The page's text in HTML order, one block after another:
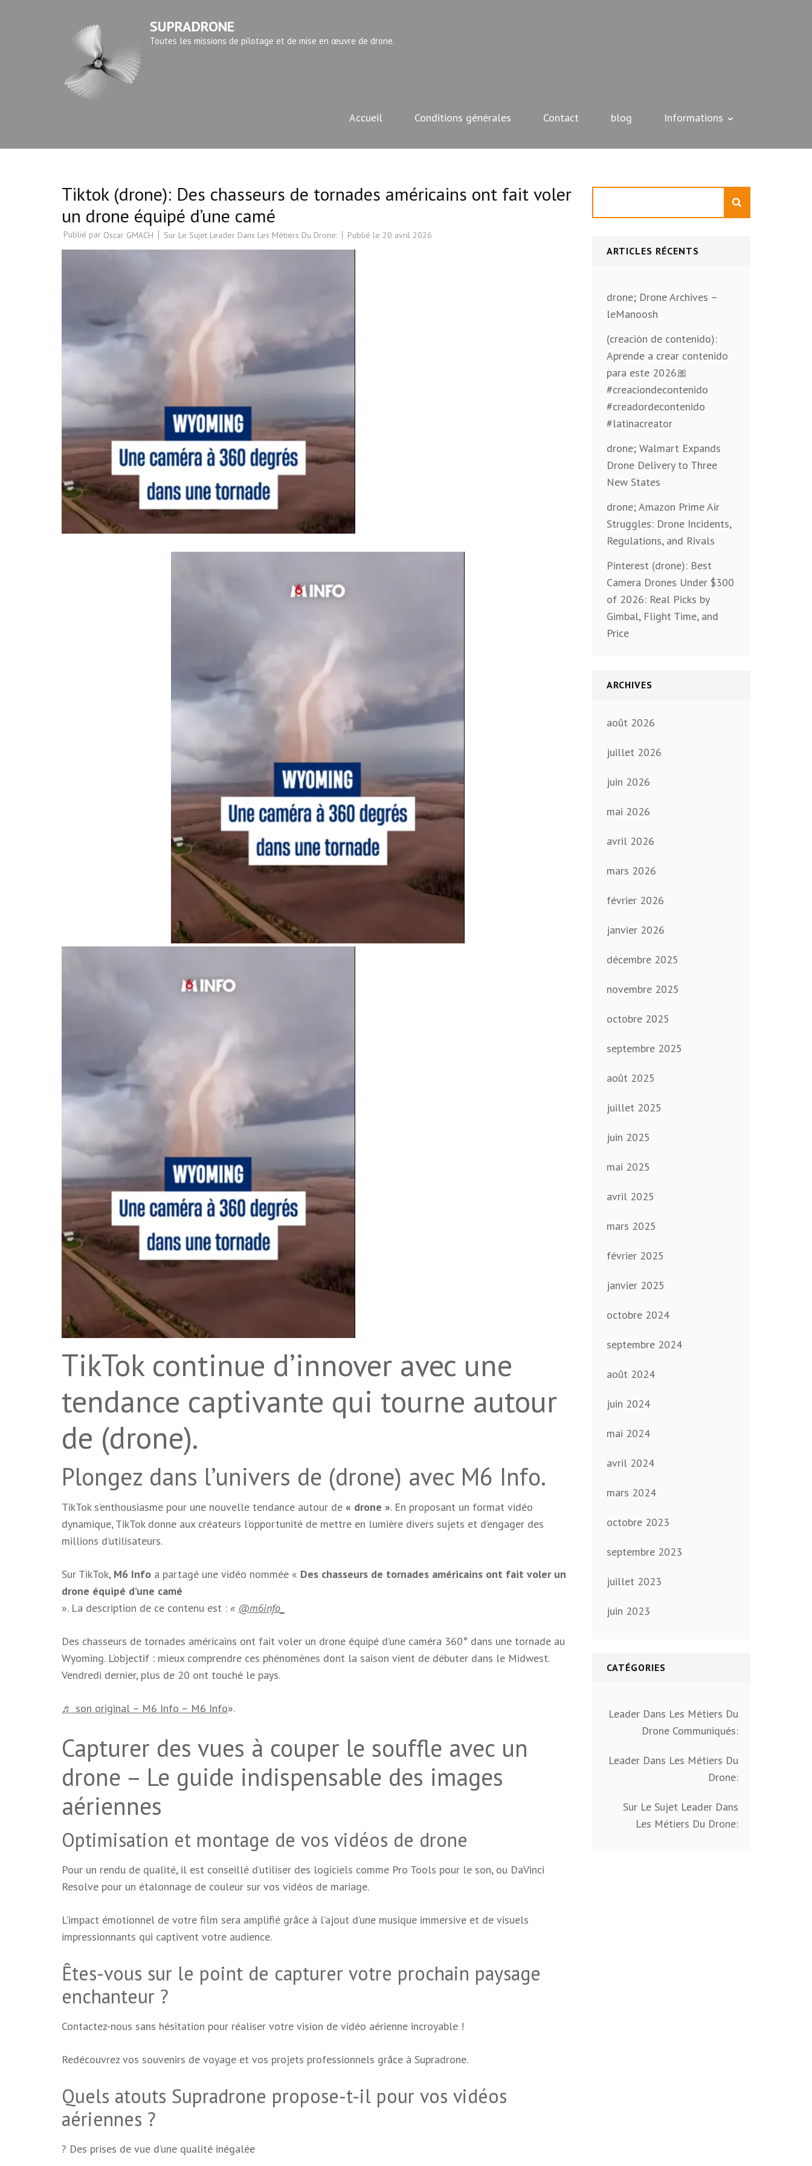
SUPRADRONE
Toutes les missions de pilotage et de mise en œuvre de drone.
Accueil Conditions générales Contact blog Informations
Tiktok (drone): Des chasseurs de tornades américains ont fait voler
un drone équipé d’une camé
Publié par Oscar GMACH Sur Le Sujet Leader Dans Les Métiers Du Drone: Publié le 20 avril 2026
TikTok continue d’innover avec une
tendance captivante qui tourne autour
de (drone).
Plongez dans l’univers de (drone) avec M6 Info.
TikTok s’enthousiasme pour une nouvelle tendance autour de « drone ». En proposant un format vidéo
dynamique, TikTok donne aux créateurs l’opportunité de mettre en lumière divers sujets et d’engager des
millions d’utilisateurs.
Sur TikTok, M6 Info a partagé une vidéo nommée « Des chasseurs de tornades américains ont fait voler un
drone équipé d’une camé
». La description de ce contenu est : « @m6info_
Des chasseurs de tornades américains ont fait voler un drone équipé d’une caméra 360° dans une tornade au
Wyoming. L’objectif : mieux comprendre ces phénomènes dont la saison vient de débuter dans le Midwest.
Vendredi dernier, plus de 20 ont touché le pays.
♬ son original – M6 Info – M6 Info».
Capturer des vues à couper le souffle avec un
drone – Le guide indispensable des images
aériennes
Optimisation et montage de vos vidéos de drone
Pour un rendu de qualité, il est conseillé d’utiliser des logiciels comme Pro Tools pour le son, ou DaVinci
Resolve pour un étalonnage de couleur sur vos vidéos de mariage.
L’impact émotionnel de votre film sera amplifié grâce à l’ajout d’une musique immersive et de visuels
impressionnants qui captivent votre audience.
Êtes-vous sur le point de capturer votre prochain paysage
enchanteur ?
Contactez-nous sans hésitation pour réaliser votre vision de vidéo aérienne incroyable !
Redécouvrez vos souvenirs de voyage et vos projets professionnels grâce à Supradrone.
Quels atouts Supradrone propose-t-il pour vos vidéos
aériennes ?
? Des prises de vue d’une qualité inégalée
ARTICLES RÉCENTS
drone; Drone Archives –
leManoosh
(creación de contenido):
Aprende a crear contenido
para este 2026🎀
#creaciondecontenido
#creadordecontenido
#latinacreator
drone; Walmart Expands
Drone Delivery to Three
New States
drone; Amazon Prime Air
Struggles: Drone Incidents,
Regulations, and Rivals
Pinterest (drone): Best
Camera Drones Under $300
of 2026: Real Picks by
Gimbal, Flight Time, and
Price
ARCHIVES
août 2026
juillet 2026
juin 2026
mai 2026
avril 2026
mars 2026
février 2026
janvier 2026
décembre 2025
novembre 2025
octobre 2025
septembre 2025
août 2025
juillet 2025
juin 2025
mai 2025
avril 2025
mars 2025
février 2025
janvier 2025
octobre 2024
septembre 2024
août 2024
juin 2024
mai 2024
avril 2024
mars 2024
octobre 2023
septembre 2023
juillet 2023
juin 2023
CATÉGORIES
Leader Dans Les Métiers Du
Drone Communiqués:
Leader Dans Les Métiers Du
Drone:
Sur Le Sujet Leader Dans
Les Métiers Du Drone: